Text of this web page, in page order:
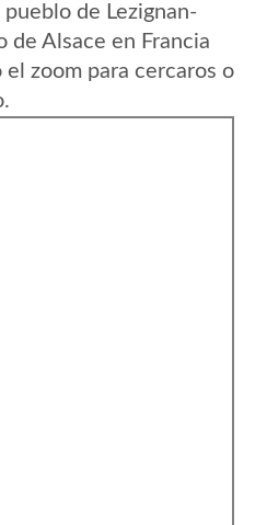
de Lezignan-
de Alsace en Francia
zoom para cercaros o